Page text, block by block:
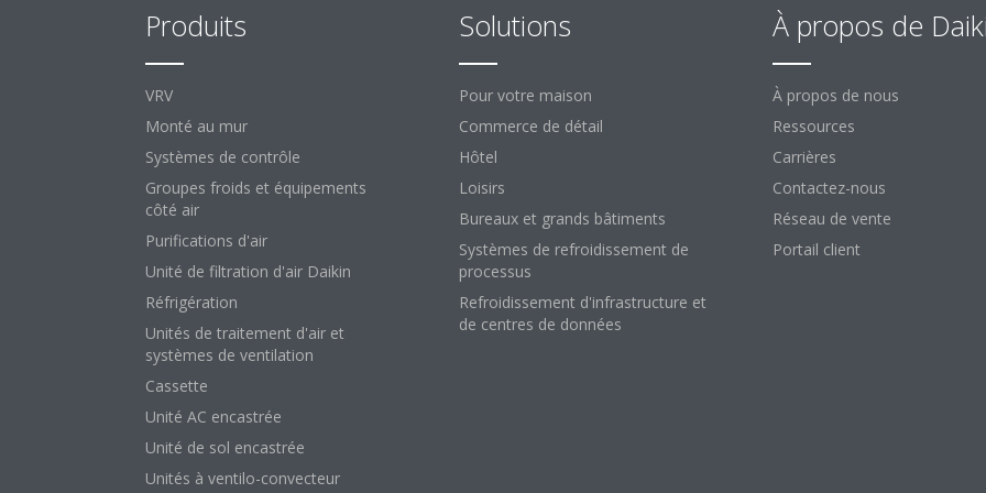
Produits
VRV
Monté au mur
Systèmes de contrôle
Groupes froids et équipements
côté air
Purifications d'air
Unité de filtration d'air Daikin
Réfrigération
Unités de traitement d'air et
systèmes de ventilation
Cassette
Unité AC encastrée
Unité de sol encastrée
Unités à ventilo-convecteur
Solutions
Pour votre maison
Commerce de détail
Hôtel
Loisirs
Bureaux et grands bâtiments
Systèmes de refroidissement de
processus
Refroidissement d'infrastructure et
de centres de données
À propos de
À propos de nous
Ressources
Carrières
Contactez-nous
Réseau de vente
Portail client